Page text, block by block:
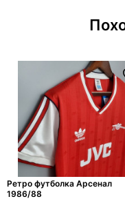
Ретро футболка Арсенал
1986/88